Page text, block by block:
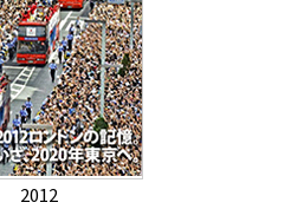
2012